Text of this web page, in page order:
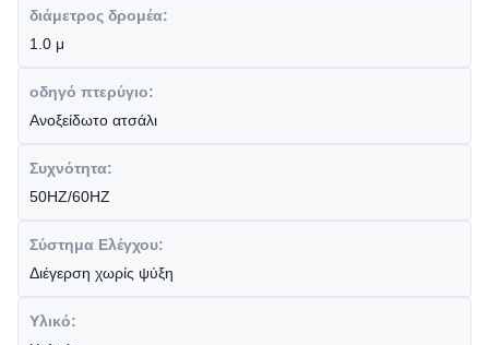
διάμετρος δρομέα:
1.0 μ
οδηγό πτερύγιο:
Ανοξείδωτο ατσάλι
Συχνότητα:
50HZ/60HZ
Σύστημα Ελέγχου:
Διέγερση χωρίς ψύξη
Υλικό: